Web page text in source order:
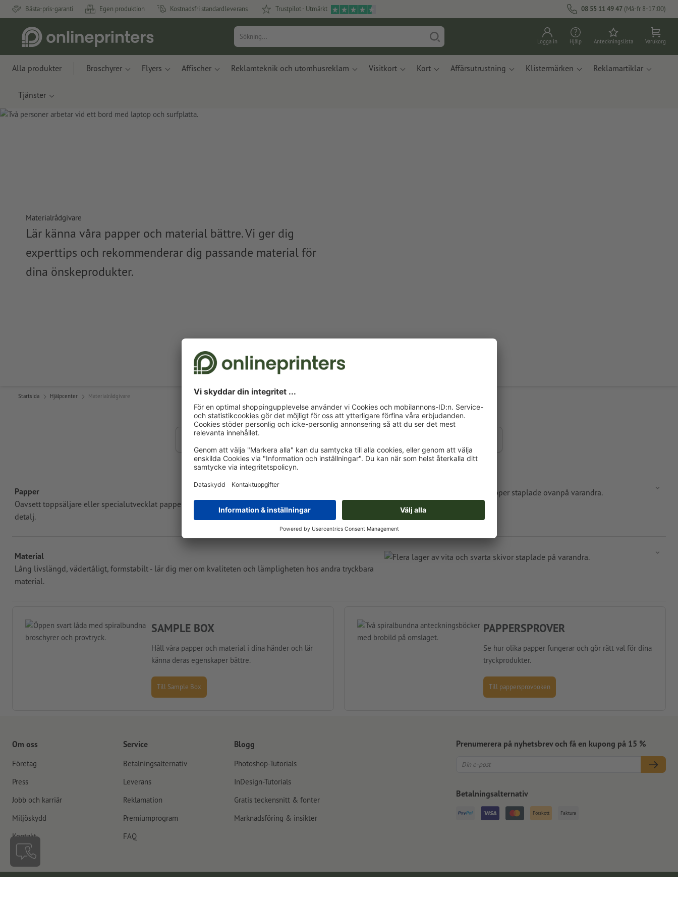
Bästa-pris-garanti Egen produktion Kostnadsfri standardleverans Trustpilot - Utmärkt 08 55 11 49 47 (Må-fr 8-17:00)
Logga in Hjälp Anteckningslista Varukorg
Alla produkter Broschyrer Flyers Affischer Reklamteknik och utomhusreklam Visitkort Kort Affärsutrustning Klistermärken Reklamartiklar
Tjänster
Materialrådgivare
Lär känna våra papper och material bättre. Vi ger dig
experttips och rekommenderar dig passande material för
dina önskeprodukter.
Startsida Hjälpcenter Materialrådgivare
Papper
Oavsett toppsäljare eller specialutvecklat papper - presenterar vi våra papper och deras unika egenskaper i
detalj.
Material
Lång livslängd, vädertåligt, formstabilt - lär dig mer om kvaliteten och lämpligheten hos andra tryckbara
material.
SAMPLE BOX
Håll våra papper och material i dina händer och lär
känna deras egenskaper bättre.
Till Sample Box
PAPPERSPROVER
Se hur olika papper fungerar och gör rätt val för dina
tryckprodukter.
Till pappersprovboken
Om oss
Företag
Press
Jobb och karriär
Miljöskydd
Kontakt
Service
Betalningsalternativ
Leverans
Reklamation
Premiumprogram
FAQ
Blogg
Photoshop-Tutorials
InDesign-Tutorials
Gratis teckensnitt & fonter
Marknadsföring & insikter
Prenumerera på nyhetsbrev och få en kupong på 15 %
Betalningsalternativ
Förskott Faktura